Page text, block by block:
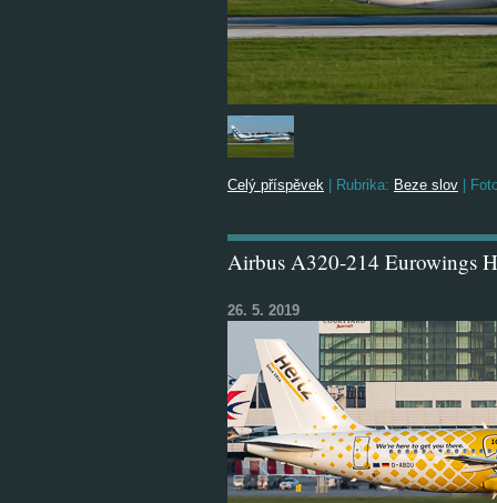
Celý příspěvek Rubrika: Beze slov
Airbus A320-214 Eurowings
26. 5. 2019